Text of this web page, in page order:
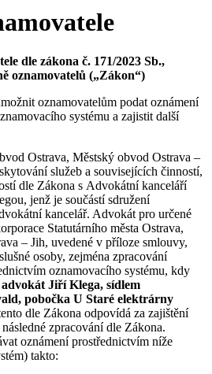
dle zákona č. 171/2023 Sb.,
oznamovatelů („Zákon“)
oznamovatelům podat oznámení
systému a zajistit další
Ostrava, Městský obvod Ostrava –
služeb a souvisejících činností,
dle Zákona s Advokátní kanceláří
jenž je součástí sdružení
kancelář. Advokát pro určené
Statutárního města Ostrava,
– Jih, uvedené v příloze smlouvy,
osoby, zejména zpracování
oznamovacího systému, kdy
advokát Jiří Klega, sídlem
pobočka U Staré elektrárny
dle Zákona odpovídá za zajištění
zpracování dle Zákona.
oznámení prostřednictvím níže
takto: